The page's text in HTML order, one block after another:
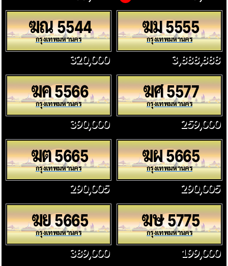
ฆณ 5544
กรุงเทพมหานคร
320,000
ฆม5555
กรุงเทพมหานคร
3,888,888
ฆค5566
กรุงเทพมหานคร
390,000
ฆศ5577
กรุงเทพมหานคร
259,000
ฆต5665
กรุงเทพมหานคร
290,005
ฆผ5665
กรุงเทพมหานคร
290,005
ฆย5665
กรุงเทพมหานคร
389,000
ฆษ5775
กรุงเทพมหานคร
199,000